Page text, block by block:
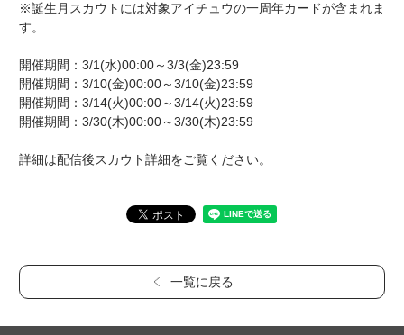
※誕生月スカウトには対象アイチュウの一周年カードが含まれま
す。
開催期間：3/1(水)00:00～3/3(金)23:59
開催期間：3/10(金)00:00～3/10(金)23:59
開催期間：3/14(火)00:00～3/14(火)23:59
開催期間：3/30(木)00:00～3/30(木)23:59
詳細は配信後スカウト詳細をご覧ください。
一覧に戻る